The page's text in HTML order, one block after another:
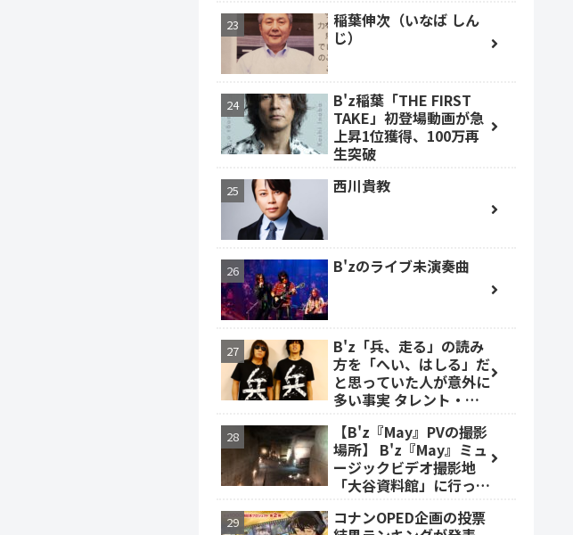
稲葉伸次（いなば しん
じ）
B'z稲葉「THE FIRST
TAKE」初登場動画が急
上昇1位獲得、100万再
生突破
西川貴教
B'zのライブ未演奏曲
B'z「兵、走る」の読み
方を「へい、はしる」だ
と思っていた人が意外に
多い事実 タレント・ベ
【B'z『May』PVの撮影
場所】 B'z『May』ミュ
ージックビデオ撮影地
「大谷資料館」に行って
コナンOPED企画の投票